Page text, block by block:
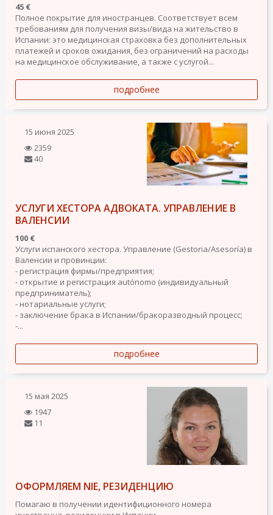
45 €
Полное покрытие для иностранцев. Соответствует всем
требованиям для получения визы/вида на жительство в
Испании: это медицинская страховка без дополнительных
платежей и сроков ожидания, без ограничений на расходы
на медицинское обслуживание, а также с услугой...
подробнее
15 июня 2025
2359
40
УСЛУГИ ХЕСТОРА АДВОКАТА. УПРАВЛЕНИЕ В
ВАЛЕНСИИ
100 €
Услуги испанского хестора. Управление (Gestoria/Asesoría) в
Валенсии и провинции:
- регистрация фирмы/предприятия;
- открытие и регистрация autónomo (индивидуальный
предприниматель);
- нотариальные услуги;
- заключение брака в Испании/бракоразводный процесс;
-...
подробнее
15 мая 2025
1947
11
ОФОРМЛЯЕМ NIE, РЕЗИДЕНЦИЮ
Помагаю в получении идентифиционного номера